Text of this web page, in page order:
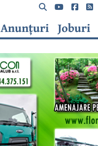
Anunțuri Joburi